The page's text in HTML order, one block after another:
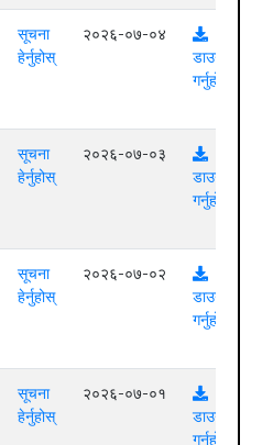
सूचना
हेर्नुहोस्
२०२६-०७-०४
डाउनलोड
गर्नुहोस्
सूचना
हेर्नुहोस्
२०२६-०७-०३
डाउनलोड
गर्नुहोस्
सूचना
हेर्नुहोस्
२०२६-०७-०२
डाउनलोड
गर्नुहोस्
सूचना
हेर्नुहोस्
२०२६-०७-०१
डाउनलोड
गर्नुहोस्